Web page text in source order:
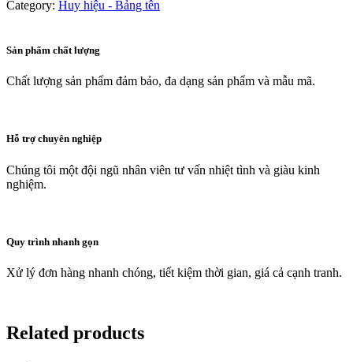
Category: Huy hiệu - Bảng tên
Sản phẩm chất lượng
Chất lượng sản phẩm đảm bảo, đa dạng sản phẩm và mẫu mã.
Hỗ trợ chuyên nghiệp
Chúng tôi một đội ngũ nhân viên tư vấn nhiệt tình và giàu kinh
nghiệm.
Quy trình nhanh gọn
Xử lý đơn hàng nhanh chóng, tiết kiệm thời gian, giá cả cạnh tranh.
Related products